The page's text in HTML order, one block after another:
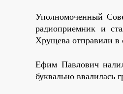
Уполномоченный
радиоприемник и
Хрущева отправили в
Ефим Павлович
буквально ввалилась